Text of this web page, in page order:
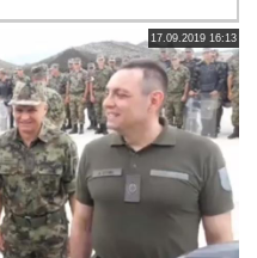
17.09.2019 16:13